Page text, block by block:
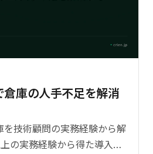
倉庫の人手不足を解消
を技術顧問の実務経験から解
の実務経験から得た導入成